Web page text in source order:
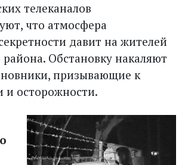
телеканалов
что атмосфера
давит на жителей
района. Обстановку накаляют
призывающие к
и осторожности.